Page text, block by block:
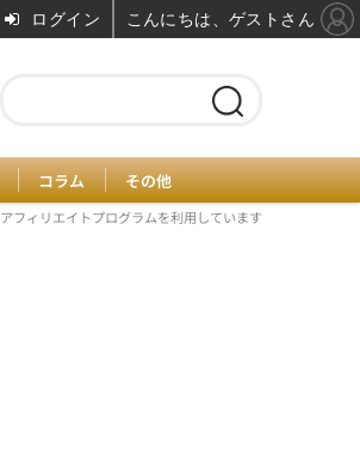
コラム その他
フィリエイトプログラムを利用しています
ログイン こんにちは、ゲストさん